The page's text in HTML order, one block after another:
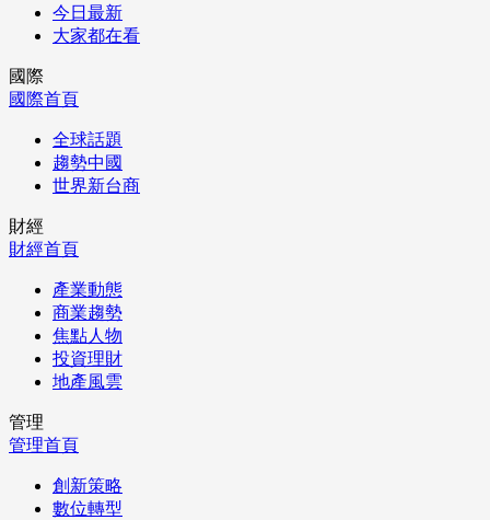
今日最新
大家都在看
國際
國際首頁
全球話題
趨勢中國
世界新台商
財經
財經首頁
產業動態
商業趨勢
焦點人物
投資理財
地產風雲
管理
管理首頁
創新策略
數位轉型